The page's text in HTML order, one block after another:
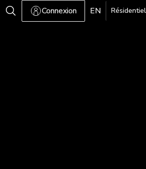
Connexion EN Résidentiel